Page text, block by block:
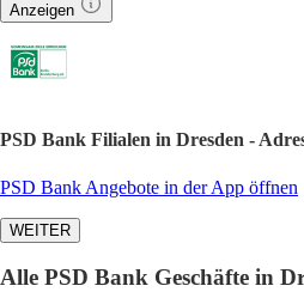
Anzeigen
PSD Bank Filialen in Dresden -
PSD Bank Angebote in der App öffnen
WEITER
Alle PSD Bank Geschäfte in